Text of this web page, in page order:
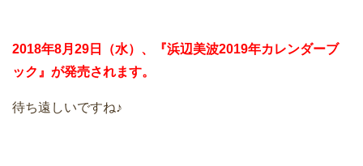
2018年8月29日（水）、『浜辺美波2019年カレンダーブ
ック』が発売されます。
待ち遠しいですね♪